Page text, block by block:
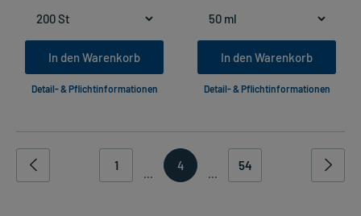
In den Warenkorb
Detail- & Pflichtinformationen
In den Warenkorb
Detail- & Pflichtinformationen
1
...
4
...
54